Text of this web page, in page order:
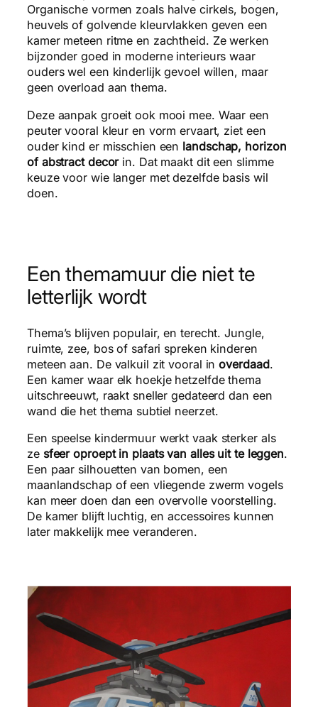
Organische vormen zoals halve cirkels, bogen,
heuvels of golvende kleurvlakken geven een
kamer meteen ritme en zachtheid. Ze werken
bijzonder goed in moderne interieurs waar
ouders wel een kinderlijk gevoel willen, maar
geen overload aan thema.
Deze aanpak groeit ook mooi mee. Waar een
peuter vooral kleur en vorm ervaart, ziet een
ouder kind er misschien een landschap, horizon
of abstract decorin. Dat maakt dit een slimme
keuze voor wie langer met dezelfde basis wil
doen.
Een themamuur die niet te
letterlijk wordt
Thema’s blijven populair, en terecht. Jungle,
ruimte, zee, bos of safari spreken kinderen
meteen aan. De valkuil zit vooral inoverdaad.
Een kamer waar elk hoekje hetzelfde thema
uitschreeuwt, raakt sneller gedateerd dan een
wand die het thema subtiel neerzet.
Een speelse kindermuur werkt vaak sterker als
ze sfeer oproept in plaats van alles uit te leggen.
Een paar silhouetten van bomen, een
maanlandschap of een vliegende zwerm vogels
kan meer doen dan een overvolle voorstelling.
De kamer blijft luchtig, en accessoires kunnen
later makkelijk mee veranderen.